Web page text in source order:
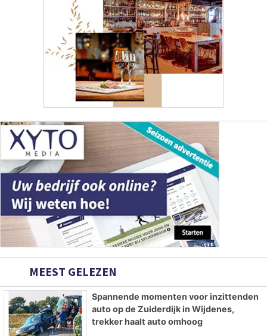
MEEST GELEZEN
Spannende momenten voor inzittenden
auto op de Zuiderdijk in Wijdenes,
trekker haalt auto omhoog